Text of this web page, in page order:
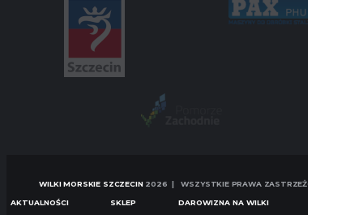
WILKI MORSKIE SZCZECIN2026 | WSZYSTKIE PRAWA ZASTRZEŻONE
AKTUALNOŚCI SKLEP DAROWIZNA NA WILKI